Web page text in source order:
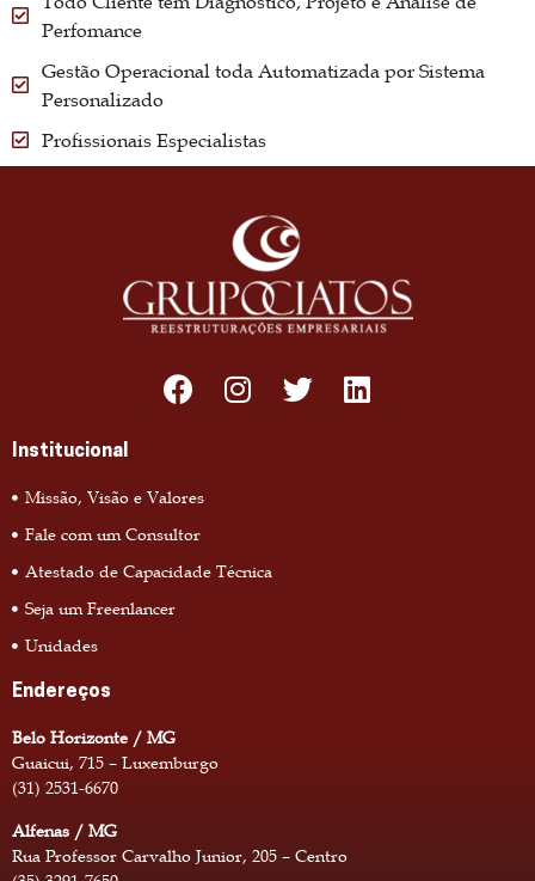
Perfomance
Gestão Operacional toda Automatizada por Sistema
Personalizado
Profissionais Especialistas
Institucional
Missão, Visão e Valores
Fale com um Consultor
Atestado de Capacidade Técnica
Seja um Freenlancer
Unidades
Endereços
Belo Horizonte / MG
Guaicui, 715 – Luxemburgo
(31) 2531-6670
Alfenas / MG
Rua Professor Carvalho Junior, 205 – Centro